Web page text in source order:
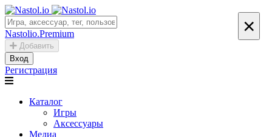
Nastolio.Premium
Добавить
Вход
Регистрация
Каталог
Игры
Аксессуары
Медиа
×